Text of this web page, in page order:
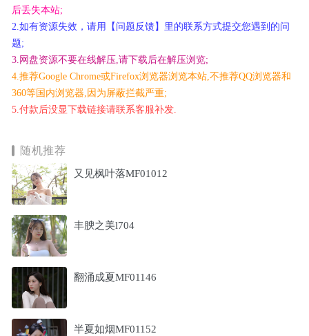
后丢失本站;
2.如有资源失效，请用【问题反馈】里的联系方式提交您遇到的问
题;
3.网盘资源不要在线解压,请下载后在解压浏览;
4.推荐Google Chrome或Firefox浏览器浏览本站,不推荐QQ浏览器和
360等国内浏览器,因为屏蔽拦截严重;
5.付款后没显下载链接请联系客服补发.
随机推荐
又见枫叶落MF01012
丰腴之美l704
翻涌成夏MF01146
半夏如烟MF01152